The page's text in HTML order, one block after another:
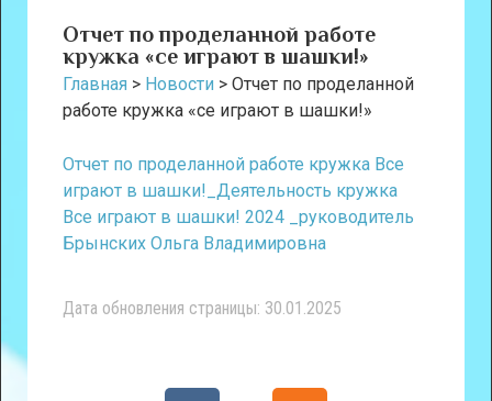
Отчет по проделанной работе
кружка «се играют в шашки!»
Главная > Новости > Отчет по проделанной
работе кружка «се играют в шашки!»
Отчет по проделанной работе кружка Все
играют в шашки!_Деятельность кружка
Все играют в шашки! 2024 _руководитель
Брынских Ольга Владимировна
Дата обновления страницы: 30.01.2025